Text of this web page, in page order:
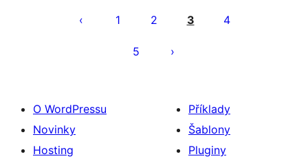
příspěvků
1 2 3 4
5
O WordPressu
Novinky
Hosting
Příklady
Šablony
Pluginy